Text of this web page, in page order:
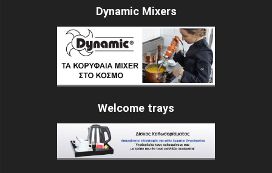
Dynamic Mixers
Welcome trays